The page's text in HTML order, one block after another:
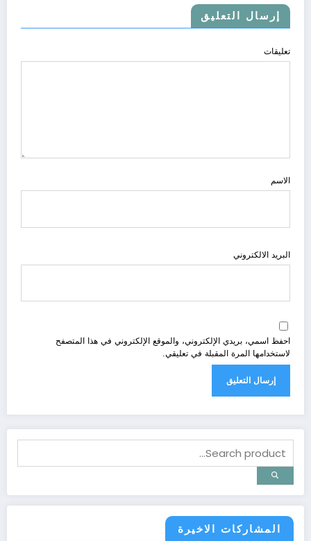
إرسال التعليق
تعليقات
الاسم
البريد الالكتروني
احفظ اسمي، بريدي الإلكتروني، والموقع الإلكتروني في هذا المتصفح
لاستخدامها المرة المقبلة في تعليقي.
المشاركات الاخيرة